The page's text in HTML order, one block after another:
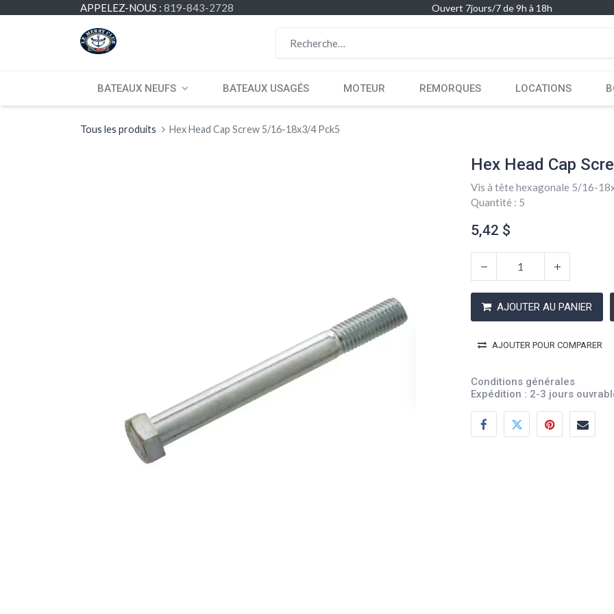
APPELEZ-NOUS : 819-843-2728 Ouvert 7jours/7 de 9h à 18h
BATEAUX NEUFS BATEAUX USAGÉS MOTEUR REMORQUES LOCATIONS
Tous les produits Hex Head Cap Screw 5/16-18x3/4 Pck5
Hex Head Cap
Vis à tête hexagonale 5/16-
Quantité : 5
5,42 $
AJOUTER AU PANIER
AJOUTER POUR COMPARER
Conditions générales
Expédition : 2-3 jours